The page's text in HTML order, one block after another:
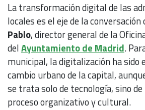
La transformación digital de las
locales es el eje de la conversación
Pablo, director general de la
delAyuntamiento de Madrid.
municipal, la digitalización ha sido
cambio urbano de la capital,
se trata solo de tecnología, sino
proceso organizativo y cultural.